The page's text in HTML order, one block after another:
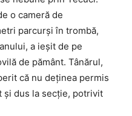
o cameră de
parcurși în trombă,
a ieşit de pe
de pământ. Tânărul,
că nu deținea permis
şi dus la secţie, potrivit